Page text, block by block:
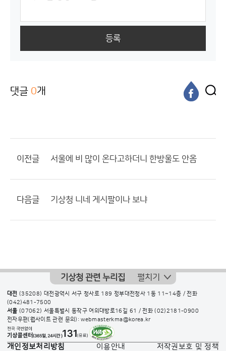
등록
댓글 0개
이전글 서울에 비 많이 온다고하더니 한방울도 안옴
다음글 기상청 니네 게시팔이나 보냐
기상청 관련 누리집 펼치기
대전 (35208) 대전광역시 서구 청사로 189 정부대전청사 1동 11~14층 / 전화
(042)481-7500
서울 (07062) 서울특별시 동작구 여의대방로16길 61 / 전화(02)2181-0900
전자우편(웹사이트 관련 문의): webmasterkma@korea.kr
개인정보처리방침 이용안내 저작권보호 및 정책